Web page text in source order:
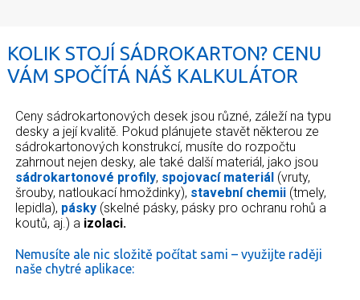
KOLIK STOJÍ SÁDROKARTON? CENU
VÁM SPOČÍTÁ NÁŠ KALKULÁTOR
Ceny sádrokartonových desek jsou různé, záleží na typu
desky a její kvalitě. Pokud plánujete stavět některou ze
sádrokartonových konstrukcí, musíte do rozpočtu
zahrnout nejen desky, ale také další materiál, jako jsou
sádrokartonové profily, spojovací materiál (vruty,
šrouby, natloukací hmoždinky), stavební chemii (tmely,
lepidla), pásky (skelné pásky, pásky pro ochranu rohů a
koutů, aj.) a izolaci.
Nemusíte ale nic složitě počítat sami – využijte raději
naše chytré aplikace: